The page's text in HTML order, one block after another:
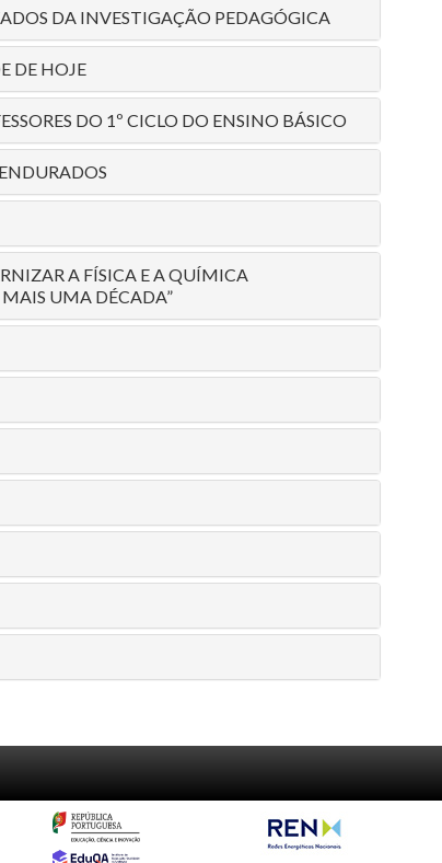
DA INVESTIGAÇÃO PEDAGÓGICA
DE HOJE
DO 1º CICLO DO ENSINO BÁSICO
A FÍSICA E A QUÍMICA
UMA DÉCADA”